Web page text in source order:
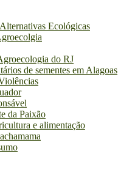
Ecológicas
do RJ
de sementes em Alagoas
da Paixão
e alimentação